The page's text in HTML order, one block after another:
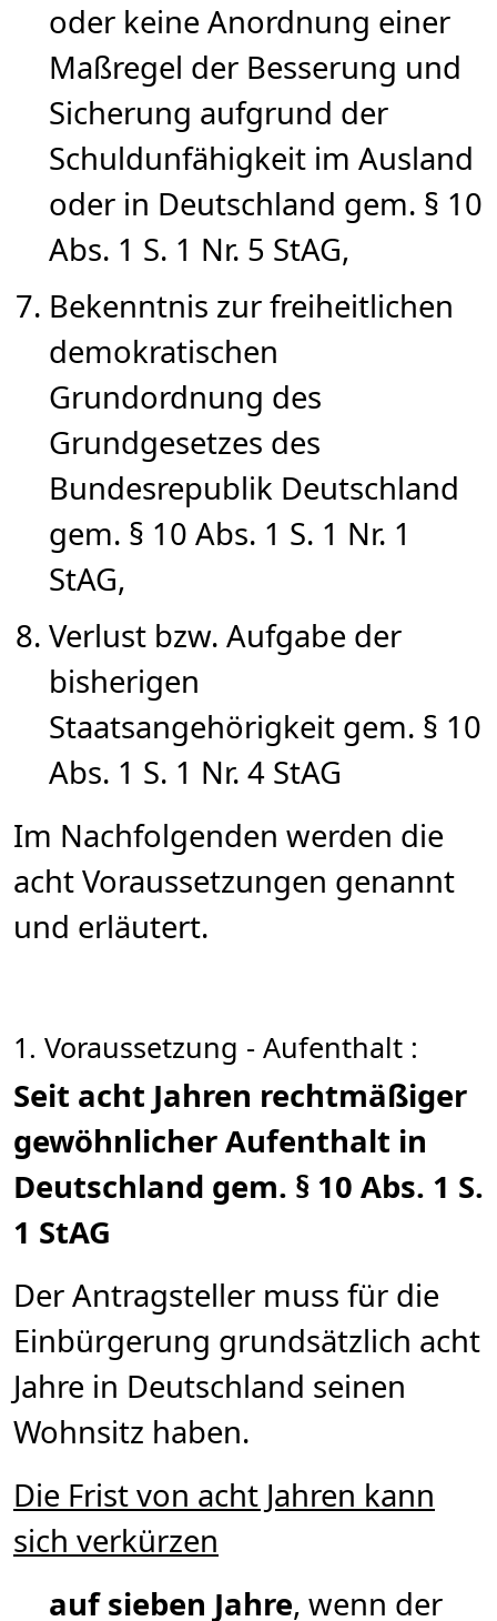
oder keine Anordnung einer
Maßregel der Besserung und
Sicherung aufgrund der
Schuldunfähigkeit im Ausland
oder in Deutschland gem. § 10
Abs. 1 S. 1 Nr. 5 StAG,
Bekenntnis zur freiheitlichen
demokratischen
Grundordnung des
Grundgesetzes des
Bundesrepublik Deutschland
gem. § 10 Abs. 1 S. 1 Nr. 1
StAG,
Verlust bzw. Aufgabe der
bisherigen
Staatsangehörigkeit gem. § 10
Abs. 1 S. 1 Nr. 4 StAG
Im Nachfolgenden werden die
acht Voraussetzungen genannt
und erläutert.
1. Voraussetzung - Aufenthalt :
Seit acht Jahren rechtmäßiger
gewöhnlicher Aufenthalt in
Deutschland gem. § 10 Abs. 1 S.
1 StAG
Der Antragsteller muss für die
Einbürgerung grundsätzlich acht
Jahre in Deutschland seinen
Wohnsitz haben.
Die Frist von acht Jahren kann
sich verkürzen
auf sieben Jahre, wenn der